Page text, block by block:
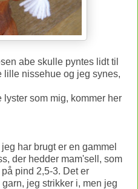
abe skulle pyntes lidt til
lille nissehue og jeg synes,
som mig, kommer her
har brugt er en gammel
der hedder mam'sell, som
pind 2,5-3. Det er
jeg strikker i, men jeg